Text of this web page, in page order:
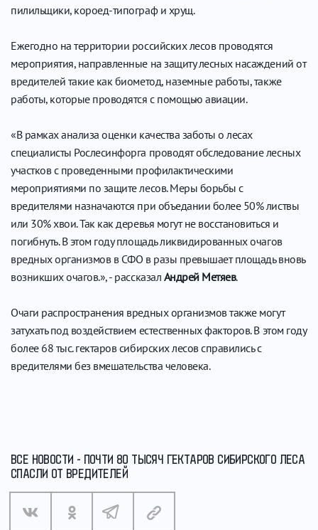
пилильщики, короед-типограф и хрущ.
Ежегодно на территории российских лесов проводятся
мероприятия, направленные на защиту лесных насаждений от
вредителей такие как биометод, наземные работы, также
работы, которые проводятся с помощью авиации.
«В рамках анализа оценки качества заботы о лесах
специалисты Рослесинфорга проводят обследование лесных
участков с проведенными профилактическими
мероприятиями по защите лесов. Меры борьбы с
вредителями назначаются при объедании более 50% листвы
или 30% хвои. Так как деревья могут не восстановиться и
погибнуть. В этом году площадь ликвидированных очагов
вредных организмов в СФО в разы превышает площадь вновь
возникших очагов.», - рассказал Андрей Метяев.
Очаги распространения вредных организмов также могут
затухать под воздействием естественных факторов. В этом году
более 68 тыс. гектаров сибирских лесов справились с
вредителями без вмешательства человека.
ВСЕ НОВОСТИ - ПОЧТИ 80 ТЫСЯЧ ГЕКТАРОВ СИБИРСКОГО ЛЕСА
СПАСЛИ ОТ ВРЕДИТЕЛЕЙ